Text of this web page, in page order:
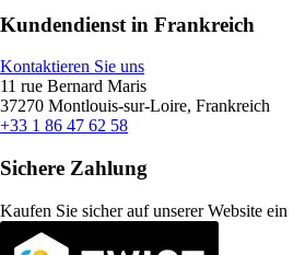
Kundendienst in Frankreich
Kontaktieren Sie uns
11 rue Bernard Maris
37270 Montlouis-sur-Loire, Frankreich
+33 1 86 47 62 58
Sichere Zahlung
Kaufen Sie sicher auf unserer Website ein